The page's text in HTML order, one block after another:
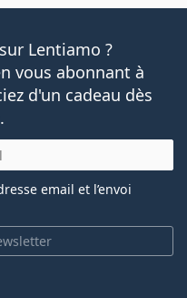
Lentiamo ?
vous abonnant à
d'un cadeau dès
email et l’envoi